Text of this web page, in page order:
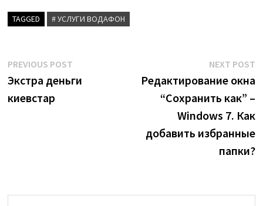
TAGGED # УСЛУГИ ВОДАФОН
Post
navigation
PREVIOUS POSTPrevious
post:
Экстра деньги
киевстар
NEXT POST
Редактирование окна
“Сохранить как” –
Windows 7. Как
добавить избранные
папки?